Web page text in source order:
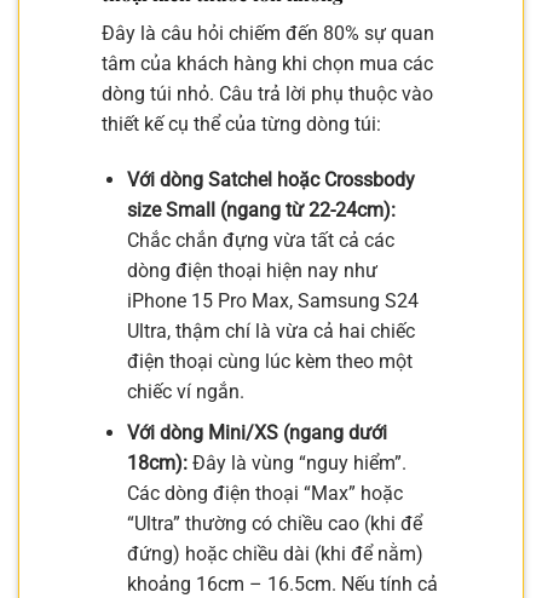
Đây là câu hỏi chiếm đến 80% sự quan
tâm của khách hàng khi chọn mua các
dòng túi nhỏ. Câu trả lời phụ thuộc vào
thiết kế cụ thể của từng dòng túi:
Với dòng Satchel hoặc Crossbody
size Small (ngang từ 22-24cm):
Chắc chắn đựng vừa tất cả các
dòng điện thoại hiện nay như
iPhone 15 Pro Max, Samsung S24
Ultra, thậm chí là vừa cả hai chiếc
điện thoại cùng lúc kèm theo một
chiếc ví ngắn.
Với dòng Mini/XS (ngang dưới
18cm):Đây là vùng “nguy hiểm”.
Các dòng điện thoại “Max” hoặc
“Ultra” thường có chiều cao (khi để
đứng) hoặc chiều dài (khi để nằm)
khoảng 16cm – 16.5cm. Nếu tính cả